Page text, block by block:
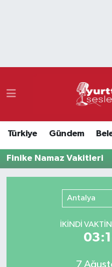
Türkiye Gündem
Finike Namaz Vakitleri
Antalya
İKINDI
7
Namaz Vakitleri
Süper Lig Puan
Son Dakika Haberleri